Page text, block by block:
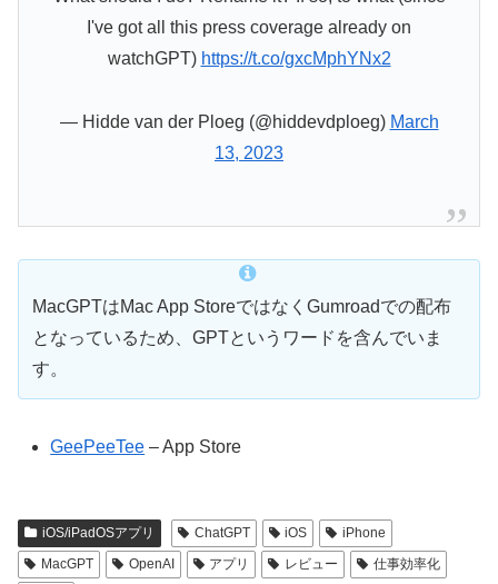
I've got all this press coverage already on
watchGPT) https://t.co/gxcMphYNx2
— Hidde van der Ploeg (@hiddevdploeg) March
13, 2023
MacGPTはMac App StoreではなくGumroadでの配布
となっているため、GPTというワードを含んでいま
す。
GeePeeTee – App Store
iOS/iPadOSアプリ ChatGPT iOS
iPhone
MacGPT
OpenAI アプリ レビュー
仕事効率化